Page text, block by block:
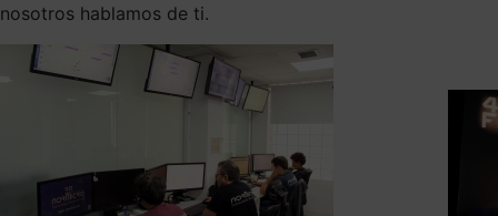
nosotros hablamos de ti.